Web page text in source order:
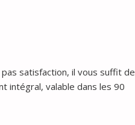
satisfaction, il vous suffit de
intégral, valable dans les 90